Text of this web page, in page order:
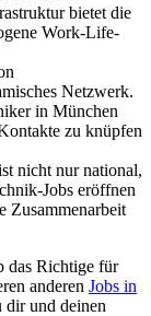
bietet die
Work-Life-
Netzwerk.
in München
zu knüpfen
nicht nur national,
Jobs eröffnen
Zusammenarbeit
das Richtige für
anderen Jobs in
dir und deinen